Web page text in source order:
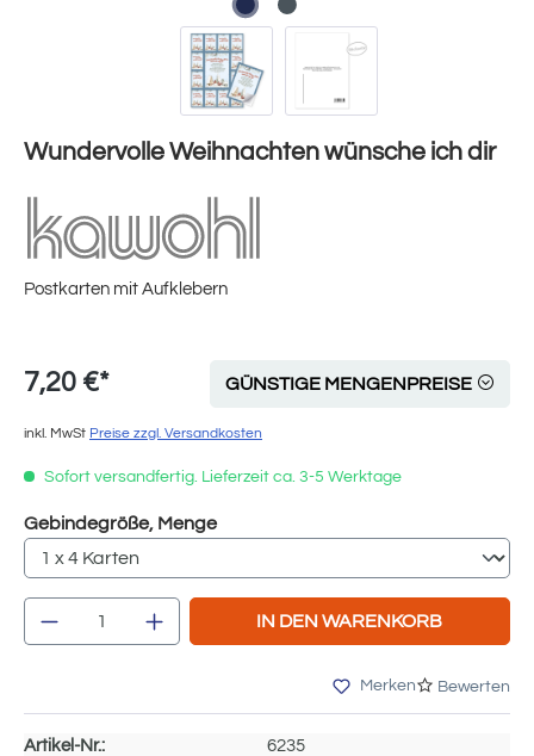
Wundervolle Weihnachten wünsche ich dir
Postkarten mit Aufklebern
7,20 €* GÜNSTIGE MENGENPREISE
inkl. MwSt Preise zzgl. Versandkosten
Sofort versandfertig. Lieferzeit ca. 3-5 Werktage
Gebindegröße, Mengeauswählen
Produkt Anzahl: Gib den gewünschten
IN DEN WARENKORB
Merken Bewerten
Artikel-Nr.:
6235